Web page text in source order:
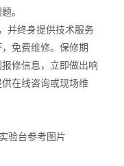
。
并终身提供技术服务
免费维修。保修期
修信息，立即做出响
在线咨询或现场维
验台参考图片